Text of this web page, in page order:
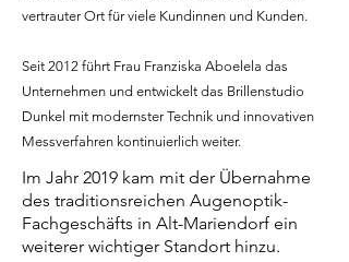
vertrauter Ort für viele Kundinnen und Kunden.
Seit 2012 führt Frau Franziska Aboelela das
Unternehmen und entwickelt das Brillenstudio
Dunkel mit modernster Technik und innovativen
Messverfahren kontinuierlich weiter.
Im Jahr 2019 kam mit der Übernahme
des traditionsreichen Augenoptik-
Fachgeschäfts in Alt-Mariendorf ein
weiterer wichtiger Standort hinzu.